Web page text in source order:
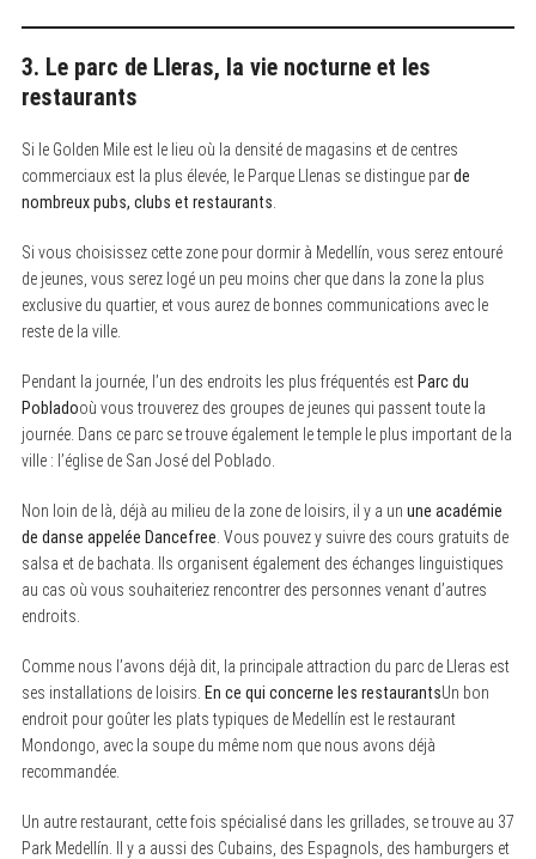
3. Le parc de Lleras, la vie nocturne et les
restaurants
Si le Golden Mile est le lieu où la densité de magasins et de centres
commerciaux est la plus élevée, le Parque Llenas se distingue parde
nombreux pubs, clubs et restaurants
Si vous choisissez cette zone pour dormir à Medellín, vous serez entouré
de jeunes, vous serez logé un peu moins cher que dans la zone la plus
exclusive du quartier, et vous aurez de bonnes communications avec le
reste de la ville.
Pendant la journée, l’un des endroits les plus fréquentés est Parc du
Pobladooù vous trouverez des groupes de jeunes qui passent toute la
journée. Dans ce parc se trouve également le temple le plus important de la
ville : l’église de San José del Poblado.
Non loin de là, déjà au milieu de la zone de loisirs, il y a un une académie
de danse appelée Dancefree . Vous pouvez y suivre des cours gratuits de
salsa et de bachata. Ils organisent également des échanges linguistiques
au cas où vous souhaiteriez rencontrer des personnes venant d’autres
endroits.
Comme nous l’avons déjà dit, la principale attraction du parc de Lleras est
ses installations de loisirs. En ce qui concerne les restaurantsUn bon
endroit pour goûter les plats typiques de Medellín est le restaurant
Mondongo, avec la soupe du même nom que nous avons déjà
recommandée.
Un autre restaurant, cette fois spécialisé dans les grillades, se trouve au 37
Park Medellín. Il y a aussi des Cubains, des Espagnols, des hamburgers et